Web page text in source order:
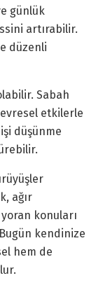
günlük
artırabilir.
düzenli
Sabah
etkilerle
düşünme
ağır
konuları
kendinize
hem de